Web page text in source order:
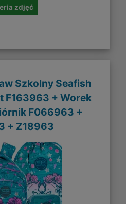
zdjęć
Szkolny Seafish
F163963 + Worek
F066963 +
+ Z18963